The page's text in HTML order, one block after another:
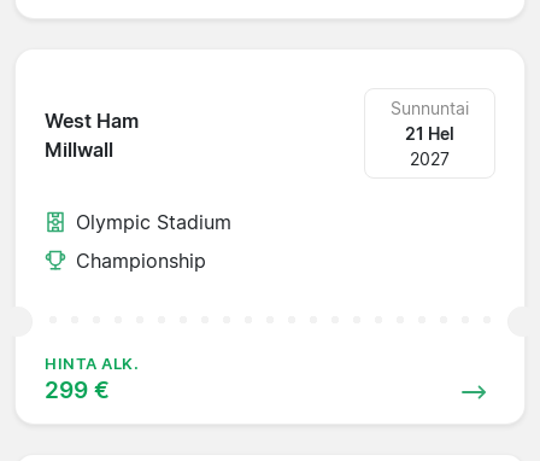
West Ham
Millwall
Sunnuntai
21 Hel
2027
Olympic Stadium
Championship
HINTA ALK.
299 €